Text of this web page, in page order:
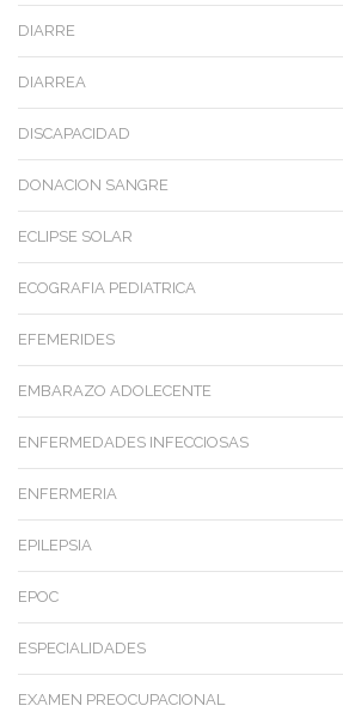
DIARRE
DIARREA
DISCAPACIDAD
DONACION SANGRE
ECLIPSE SOLAR
ECOGRAFIA PEDIATRICA
EFEMERIDES
EMBARAZO ADOLECENTE
ENFERMEDADES INFECCIOSAS
ENFERMERIA
EPILEPSIA
EPOC
ESPECIALIDADES
EXAMEN PREOCUPACIONAL